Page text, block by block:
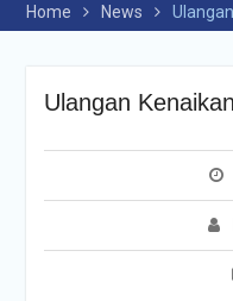
Home News
Ulangan